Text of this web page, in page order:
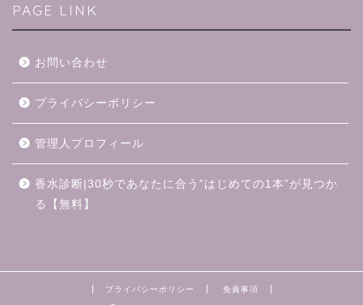
PAGE LINK
お問い合わせ
プライバシーポリシー
管理人プロフィール
香水診断|30秒であなたに合う”はじめての1本”が見つか
る【無料】
プライバシーポリシー 免責事項